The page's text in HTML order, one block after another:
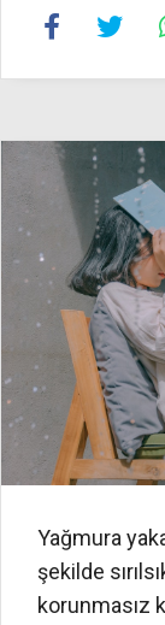
Yağmura
şekilde
korunmasız